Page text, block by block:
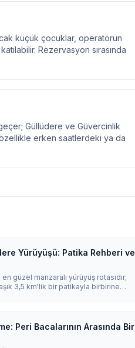
küçük çocuklar, operatörün
Rezervasyon sırasında
Güllüdere ve Güvercinlik
erken saatlerdeki ya da
Yürüyüşü: Patika Rehberi ve
güzel manzaralı yürüyüş rotasıdır;
3,5 km'lik bir patikayla birbirine
Peri Bacalarının Arasında Bir